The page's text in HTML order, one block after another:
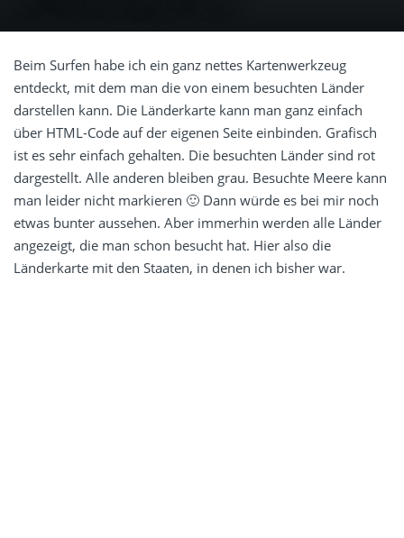
Beim Surfen habe ich ein ganz nettes Kartenwerkzeug
entdeckt, mit dem man die von einem besuchten Länder
darstellen kann. Die Länderkarte kann man ganz einfach
über HTML-Code auf der eigenen Seite einbinden. Grafisch
ist es sehr einfach gehalten. Die besuchten Länder sind rot
dargestellt. Alle anderen bleiben grau. Besuchte Meere kann
man leider nicht markieren 🙂 Dann würde es bei mir noch
etwas bunter aussehen. Aber immerhin werden alle Länder
angezeigt, die man schon besucht hat. Hier also die
Länderkarte mit den Staaten, in denen ich bisher war.